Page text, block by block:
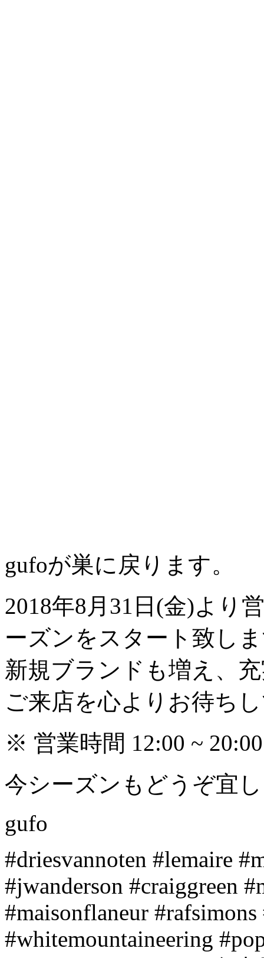
gufoが巣に戻ります。
2018年8月31日(金)より
ーズンをスタート致し
新規ブランドも増え、
ご来店を心よりお待ち
※ 営業時間 12:00 ~
今シーズンもどうぞ宜
gufo
#driesvannoten #lemaire
#jwanderson #craiggreen
#maisonflaneur
#whitemountaineering